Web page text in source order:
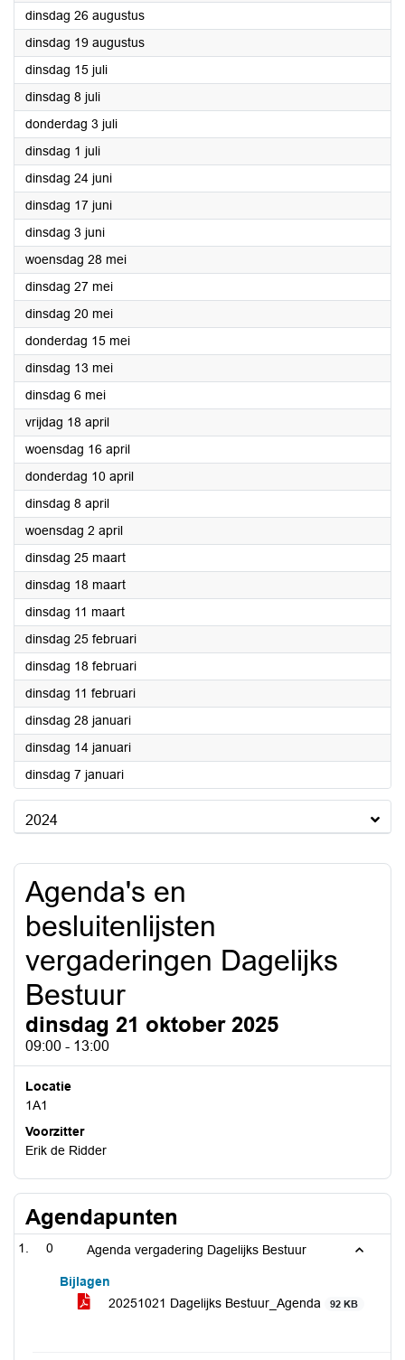
dinsdag 26 augustus2025
dinsdag 19 augustus2025
dinsdag 15 juli2025
dinsdag 8 juli2025
donderdag 3 juli2025
dinsdag 1 juli2025
dinsdag 24 juni2025
dinsdag 17 juni2025
dinsdag 3 juni2025
woensdag 28 mei2025
dinsdag 27 mei2025
dinsdag 20 mei2025
donderdag 15 mei2025
dinsdag 13 mei2025
dinsdag 6 mei2025
vrijdag 18 april2025
woensdag 16 april2025
donderdag 10 april2025
dinsdag 8 april2025
woensdag 2 april2025
dinsdag 25 maart2025
dinsdag 18 maart2025
dinsdag 11 maart2025
dinsdag 25 februari2025
dinsdag 18 februari2025
dinsdag 11 februari2025
dinsdag 28 januari2025
dinsdag 14 januari2025
dinsdag 7 januari2025
2024
Agenda's en
besluitenlijsten
vergaderingen Dagelijks
Bestuur
dinsdag 21 oktober 2025
09:00 - 13:00
Locatie
1A1
Voorzitter
Erik de Ridder
Agendapunten
0 Agenda vergadering Dagelijks Bestuur
Bijlagen
20251021 Dagelijks Bestuur_Agenda
92 KB